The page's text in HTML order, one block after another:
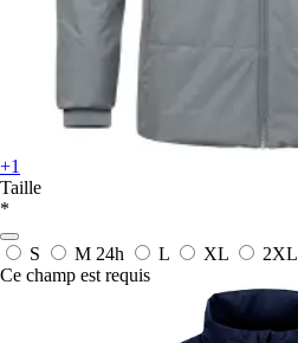
+1
Taille
*
S M 24h L XL 2XL
Ce champ est requis